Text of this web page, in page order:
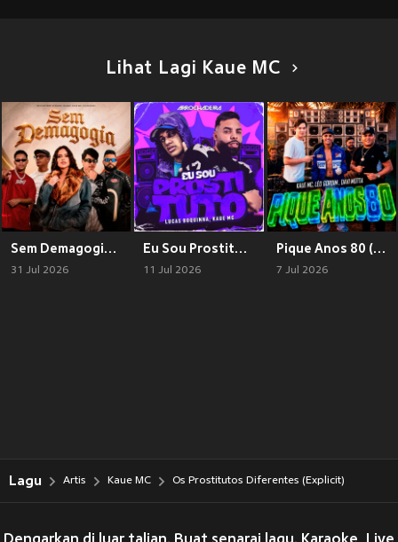
Lihat Lagi Kaue MC
Sem Demagogia (Explicit)
31 Jul 2026
Eu Sou Prostituto Arrochadeira (Explicit)
11 Jul 2026
Pique Anos 80 (Explicit)
7 Jul 2026
Lagu Artis Kaue MC Os Prostitutos Diferentes (Explicit)